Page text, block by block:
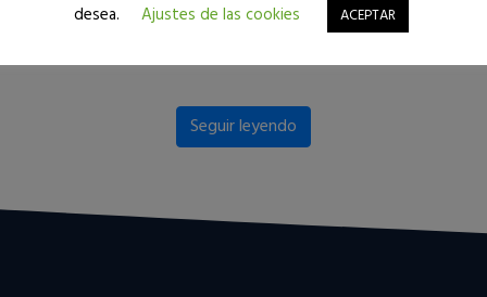
Seguir leyendo
desea.
Ajustes de las cookies ACEPTAR